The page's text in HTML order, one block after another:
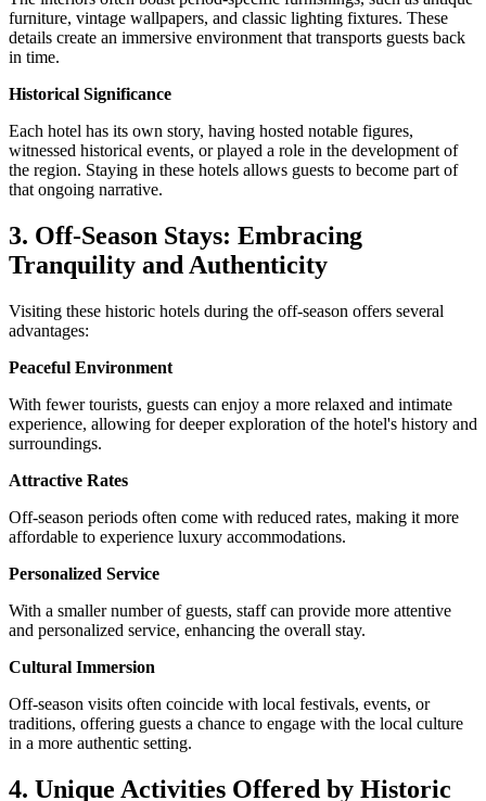
furniture, vintage wallpapers, and classic lighting fixtures. These
details create an immersive environment that transports guests back
in time.
Historical Significance
Each hotel has its own story, having hosted notable figures,
witnessed historical events, or played a role in the development of
the region. Staying in these hotels allows guests to become part of
that ongoing narrative.
3. Off-Season Stays: Embracing
Tranquility and Authenticity
Visiting these historic hotels during the off-season offers several
advantages:
Peaceful Environment
With fewer tourists, guests can enjoy a more relaxed and intimate
experience, allowing for deeper exploration of the hotel's history and
surroundings.
Attractive Rates
Off-season periods often come with reduced rates, making it more
affordable to experience luxury accommodations.
Personalized Service
With a smaller number of guests, staff can provide more attentive
and personalized service, enhancing the overall stay.
Cultural Immersion
Off-season visits often coincide with local festivals, events, or
traditions, offering guests a chance to engage with the local culture
in a more authentic setting.
4. Unique Activities Offered by Historic